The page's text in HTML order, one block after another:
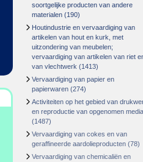
soortgelijke producten van andere
materialen (190)
Houtindustrie en vervaardiging van
artikelen van hout en kurk, met
uitzondering van meubelen;
vervaardiging van artikelen van riet
van vlechtwerk (1413)
Vervaardiging van papier en
papierwaren (274)
Activiteiten op het gebied van
en reproductie van opgenomen media
(1487)
Vervaardiging van cokes en van
geraffineerde aardolieproducten (78)
Vervaardiging van chemicaliën en